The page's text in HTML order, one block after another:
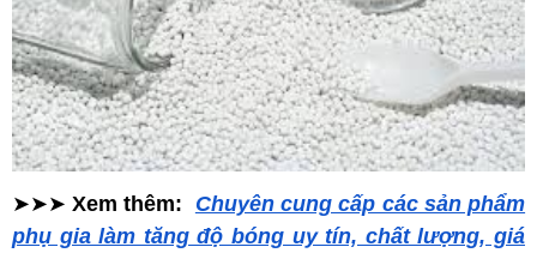
➤➤➤Xem thêm:
Chuyên cung cấp các sản phẩm
phụ gia làm tăng độ bóng uy tín, chất lượng, giá